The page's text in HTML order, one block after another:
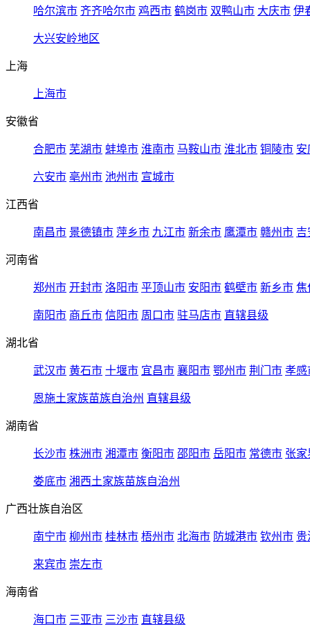
哈尔滨市 齐齐哈尔市 鸡西市 鹤岗市 双鸭山市 大庆市 伊
大兴安岭地区
上海
上海市
安徽省
合肥市 芜湖市 蚌埠市 淮南市 马鞍山市 淮北市 铜陵市 安
六安市 亳州市 池州市 宣城市
江西省
南昌市 景德镇市 萍乡市 九江市 新余市 鹰潭市 赣州市 吉
河南省
郑州市 开封市 洛阳市 平顶山市 安阳市 鹤壁市 新乡市 焦
南阳市 商丘市 信阳市 周口市 驻马店市 直辖县级
湖北省
武汉市 黄石市 十堰市 宜昌市 襄阳市 鄂州市 荆门市 孝感
恩施土家族苗族自治州 直辖县级
湖南省
长沙市 株洲市 湘潭市 衡阳市 邵阳市 岳阳市 常德市 张家
娄底市 湘西土家族苗族自治州
广西壮族自治区
南宁市 柳州市 桂林市 梧州市 北海市 防城港市 钦州市 贵
来宾市 崇左市
海南省
海口市 三亚市 三沙市 直辖县级